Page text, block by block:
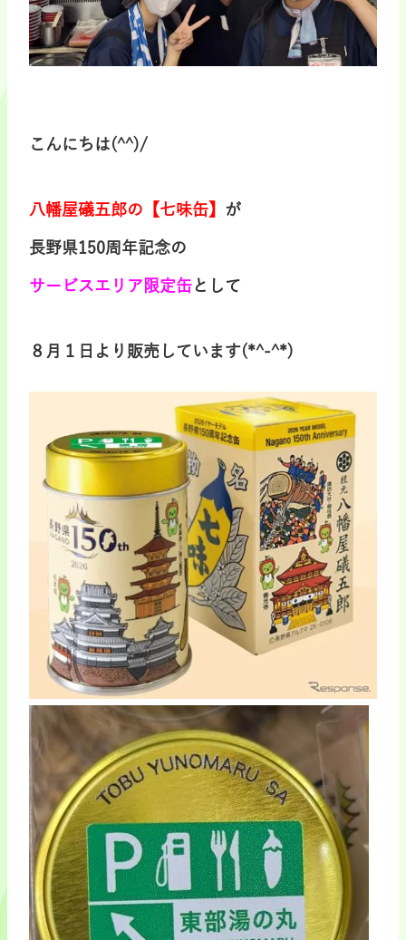
こんにちは(^^)/
八幡屋礒五郎の【七味缶】 が
長野県150周年記念の
サービスエリア限定缶として
８月１日より販売しています(*^-^*)